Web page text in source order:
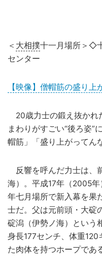
＜ 大相撲十一月場所＞◇
センター
【映像】僧帽筋の盛り上
20歳力士の鍛え抜かれ
まわりがすごい“後ろ姿”
帽筋」「盛り上がってん
反響を呼んだ力士は、
海）。平成17年（2005
年七月場所で新入幕を果
士だ。父は元前頭・大碇
碇潟（伊勢ノ海）という
身長177センチ、体重
た肉体を持つホープであ